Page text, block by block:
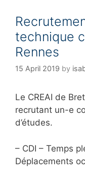
o
i
e
technique
Rennes
15 April 2019 by
Le CREAI de
recrutant un-e
d’études.
– CDI – Temps
Déplacements